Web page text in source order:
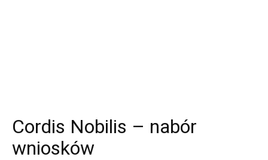
Cordis Nobilis – nabór
wniosków